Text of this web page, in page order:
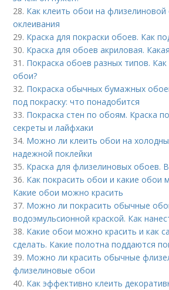
28. Как клеить обои на флизелиновой
оклеивания
29. Краска для покраски обоев. Как
30. Краска для обоев акриловая.
31. Покраска обоев разных типов.
обои?
32. Покраска обычных бумажных
под покраску: что понадобится
33. Покраска стен по обоям. Краска
секреты и лайфхаки
34. Можно ли клеить обои на
надежной поклейки
35. Краска для флизелиновых обоев.
36. Как покрасить обои и какие обои
Какие обои можно красить
37. Можно ли покрасить обычные
водоэмульсионной краской. Как
38. Какие обои можно красить и как
сделать. Какие полотна поддаются
39. Можно ли красить обычные
флизелиновые обои
40. Как эффективно клеить